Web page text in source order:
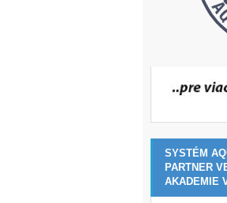
SYSTÉM
PARTNER
AKADEMIE